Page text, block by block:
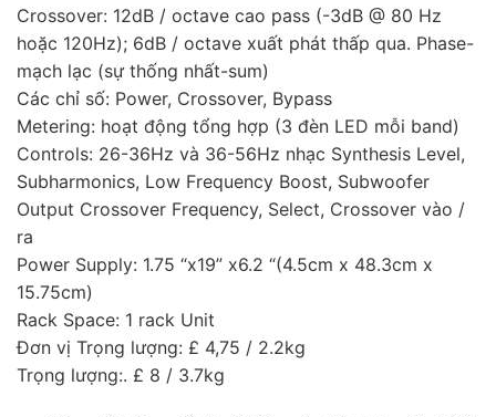
Crossover: 12dB / octave cao pass (-3dB @ 80 Hz
hoặc 120Hz); 6dB / octave xuất phát thấp qua. Phase-
mạch lạc (sự thống nhất-sum)
Các chỉ số: Power, Crossover, Bypass
Metering: hoạt động tổng hợp (3 đèn LED mỗi band)
Controls: 26-36Hz và 36-56Hz nhạc Synthesis Level,
Subharmonics, Low Frequency Boost, Subwoofer
Output Crossover Frequency, Select, Crossover vào /
ra
Power Supply: 1.75 “x19” x6.2 “(4.5cm x 48.3cm x
15.75cm)
Rack Space: 1 rack Unit
Đơn vị Trọng lượng: £ 4,75 / 2.2kg
Trọng lượng:. £ 8 / 3.7kg